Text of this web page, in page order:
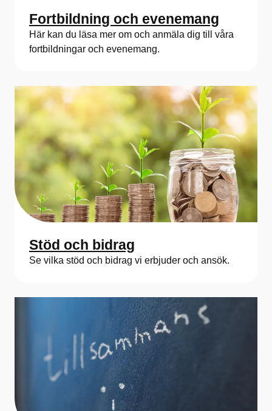
Fortbildning och evenemang
Här kan du läsa mer om och anmäla dig till våra
fortbildningar och evenemang.
Stöd och bidrag
Se vilka stöd och bidrag vi erbjuder och ansök.